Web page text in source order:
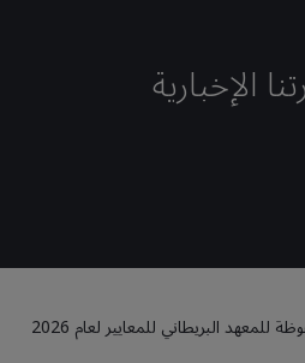
الإخبارية
البريطاني للمعايير لعام 2026